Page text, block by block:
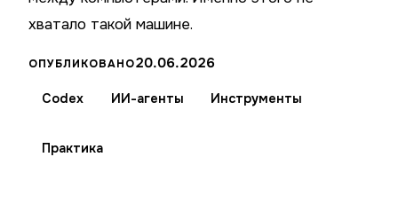
хватало такой машине.
ОПУБЛИКОВАНО20.06.2026
Codex ИИ-агенты Инструменты
Практика